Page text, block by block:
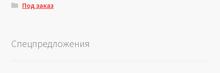
Под заказ
Спецпредложения